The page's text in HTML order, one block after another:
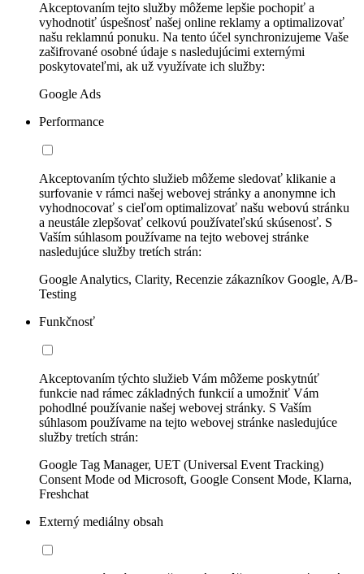
Akceptovaním tejto služby môžeme lepšie pochopiť a
vyhodnotiť úspešnosť našej online reklamy a optimalizovať
našu reklamnú ponuku. Na tento účel synchronizujeme Vaše
zašifrované osobné údaje s nasledujúcimi externými
poskytovateľmi, ak už využívate ich služby:
Google Ads
Performance
Akceptovaním týchto služieb môžeme sledovať klikanie a
surfovanie v rámci našej webovej stránky a anonymne ich
vyhodnocovať s cieľom optimalizovať našu webovú stránku
a neustále zlepšovať celkovú používateľskú skúsenosť. S
Vaším súhlasom používame na tejto webovej stránke
nasledujúce služby tretích strán:
Google Analytics, Clarity, Recenzie zákazníkov Google, A/B-
Testing
Funkčnosť
Akceptovaním týchto služieb Vám môžeme poskytnúť
funkcie nad rámec základných funkcií a umožniť Vám
pohodlné používanie našej webovej stránky. S Vaším
súhlasom používame na tejto webovej stránke nasledujúce
služby tretích strán:
Google Tag Manager, UET (Universal Event Tracking)
Consent Mode od Microsoft, Google Consent Mode, Klarna,
Freshchat
Externý mediálny obsah